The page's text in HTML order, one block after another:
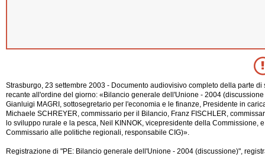
Strasburgo, 23 settembre 2003 - Documento audiovisivo completo della parte
recante all'ordine del giorno: «Bilancio generale dell'Unione - 2004
Gianluigi MAGRI, sottosegretario per l'economia e le finanze, Presidente in
Michaele SCHREYER, commissario per il Bilancio, Franz FISCHLER,
lo sviluppo rurale e la pesca, Neil KINNOK, vicepresidente della Commissione,
Commissario alle politiche regionali, responsabile CIG)».
Registrazione di "PE: Bilancio generale dell'Unione - 2004 (discussione)",